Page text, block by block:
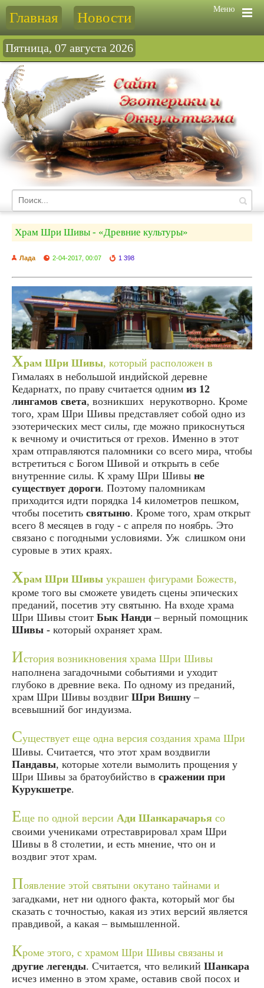
Меню
Главная Новости
Пятница, 07 августа 2026
Храм Шри Шивы - «Древние культуры»
Лада 2-04-2017, 00:07 1 398
Храм Шри Шивы, который расположен в
Гималаях в небольшой индийской деревне
Кедарнатх, по праву считается одним из 12
лингамов света, возникших нерукотворно. Кроме
того, храм Шри Шивы представляет собой одно из
эзотерических мест силы, где можно прикоснуться
к вечному и очиститься от грехов. Именно в этот
храм отправляются паломники со всего мира, чтобы
встретиться с Богом Шивой и открыть в себе
внутренние силы. К храму Шри Шивы не
существует дороги. Поэтому паломникам
приходится идти порядка 14 километров пешком,
чтобы посетить святыню. Кроме того, храм открыт
всего 8 месяцев в году - с апреля по ноябрь. Это
связано с погодными условиями. Уж слишком они
суровые в этих краях.
Храм Шри Шивы украшен фигурами Божеств,
кроме того вы сможете увидеть сцены эпических
преданий, посетив эту святыню. На входе храма
Шри Шивы стоит Бык Нанди – верный помощник
Шивы - который охраняет храм.
История возникновения храма Шри Шивы
наполнена загадочными событиями и уходит
глубоко в древние века. По одному из преданий,
храм Шри Шивы воздвиг Шри Вишну –
всевышний бог индуизма.
Существует еще одна версия создания храма Шри
Шивы. Считается, что этот храм воздвигли
Пандавы, которые хотели вымолить прощения у
Шри Шивы за братоубийство в сражении при
Курукшетре.
Еще по одной версии Ади Шанкарачарья со
своими учениками отреставрировал храм Шри
Шивы в 8 столетии, и есть мнение, что он и
воздвиг этот храм.
Появление этой святыни окутано тайнами и
загадками, нет ни одного факта, который мог бы
сказать с точностью, какая из этих версий является
правдивой, а какая – вымышленной.
Кроме этого, с храмом Шри Шивы связаны и
другие легенды. Считается, что великий Шанкара
исчез именно в этом храме, оставив свой посох и